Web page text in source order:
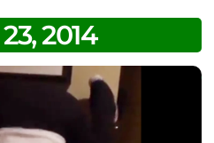
2014